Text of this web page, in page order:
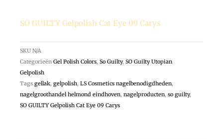
SO GUILTY Gelpolish Cat Eye 09 Carys
SKU N/A
Categorieën Gel Polish Colors, So Guilty, SO Guilty Utopian
Gelpolish
Tags gellak, gelpolish, LS Cosmetics nagelbenodigdheden,
nagelgroothandel helmond eindhoven, nagelproducten, so guilty,
SO GUILTY Gelpolish Cat Eye 09 Carys